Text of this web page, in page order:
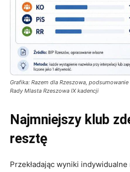
Grafika: Razem dla Rzeszowa,
Rady MIasta Rzeszowa IX kadencji
Najmniejszy klub
resztę
Przekładając wyniki